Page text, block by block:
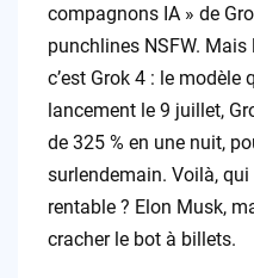
compagnons IA » de
punchlines NSFW.
c’est Grok 4 : le modèle
lancement le 9 juillet,
de 325 % en une nuit,
surlendemain. Voilà, qui
rentable ? Elon Musk,
cracher le bot à billets.